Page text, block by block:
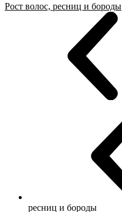
Рост волос, ресниц и бороды
ресниц и бороды